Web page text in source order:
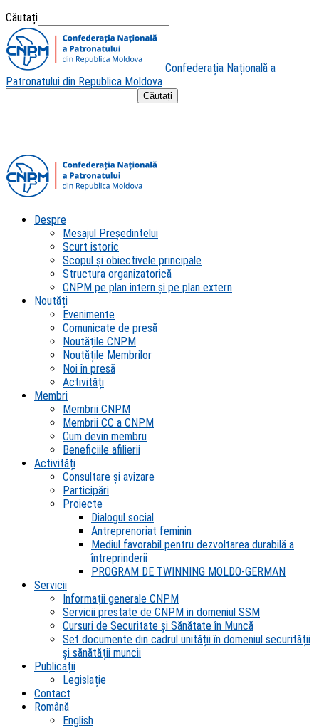
Căutați
Confederația Națională a
Patronatului din Republica Moldova
Despre
Mesajul Președintelui
Scurt istoric
Scopul şi obiectivele principale
Structura organizatorică
CNPM pe plan intern şi pe plan extern
Noutăți
Evenimente
Comunicate de presă
Noutățile CNPM
Noutățile Membrilor
Noi în presă
Activități
Membri
Membrii CNPM
Membrii CC a CNPM
Cum devin membru
Beneficiile afilierii
Activități
Consultare și avizare
Participări
Proiecte
Dialogul social
Antreprenoriat feminin
Mediul favorabil pentru dezvoltarea durabilă a
întreprinderii
PROGRAM DE TWINNING MOLDO-GERMAN
Servicii
Informații generale CNPM
Servicii prestate de CNPM in domeniul SSM
Cursuri de Securitate și Sănătate în Muncă
Set documente din cadrul unității în domeniul securității
și sănătății muncii
Publicații
Legislație
Contact
Română
English